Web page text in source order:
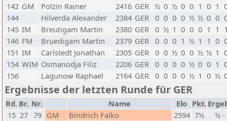
142 GM Polzin Rainer 2416 GER ½ 0 ½ 0 0 1 0 1
144
Hilverda Alexander 2384 GER 0 0 0 0 ½ ½ 0 0
145 IM Breutigam Martin 2380 GER 0 ½ 1 0 0 0 1 1
146 FM Bruedigam Martin 2379 GER 0 0 0 1 ½ 1 1 0
151 IM Carlstedt Jonathan 2305 GER 0 0 ½ 0 0 ½ ½ 1
154 WIM Osmanodja Filiz 2206 GER 0 0 0 0 ½ 0 0 1
156
Lagunow Raphael 2164 GER 0 0 0 0 ½ 1 0 ½
Ergebnisse der letzten Runde für GER
Rd. Br. Nr. Name Elo Pkt.
15 27 79 GM Bindrich Falko 2594 7½
½